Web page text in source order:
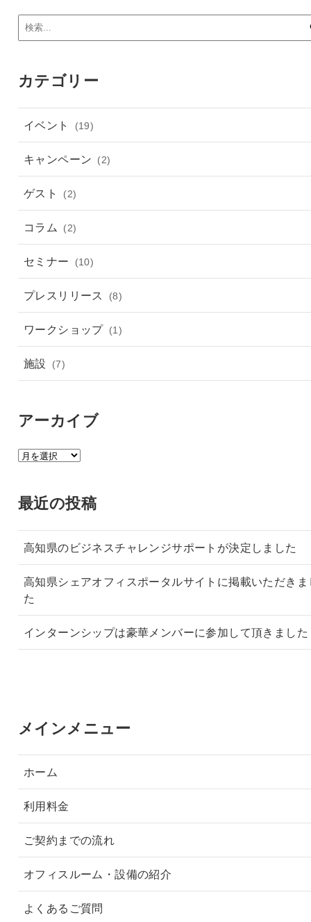
カテゴリー
イベント (19)
キャンペーン (2)
ゲスト (2)
コラム (2)
セミナー (10)
プレスリリース (8)
ワークショップ (1)
施設 (7)
アーカイブ
ア
イ
最近の投稿
高知県のビジネスチャレンジサポートが決定しました
高知県シェアオフィスポータルサイトに掲載いただきま
た
インターンシップは豪華メンバーに参加して頂きました
メインメニュー
ホーム
利用料金
ご契約までの流れ
オフィスルーム・設備の紹介
よくあるご質問